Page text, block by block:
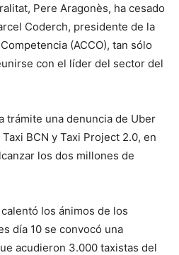
Pere Aragonès, ha cesado
Coderch, presidente de la
(ACCO), tan sólo
con el líder del sector del
trámite una denuncia de Uber
BCN y Taxi Project 2.0, en
los dos millones de
los ánimos de los
día 10 se convocó una
acudieron 3.000 taxistas del